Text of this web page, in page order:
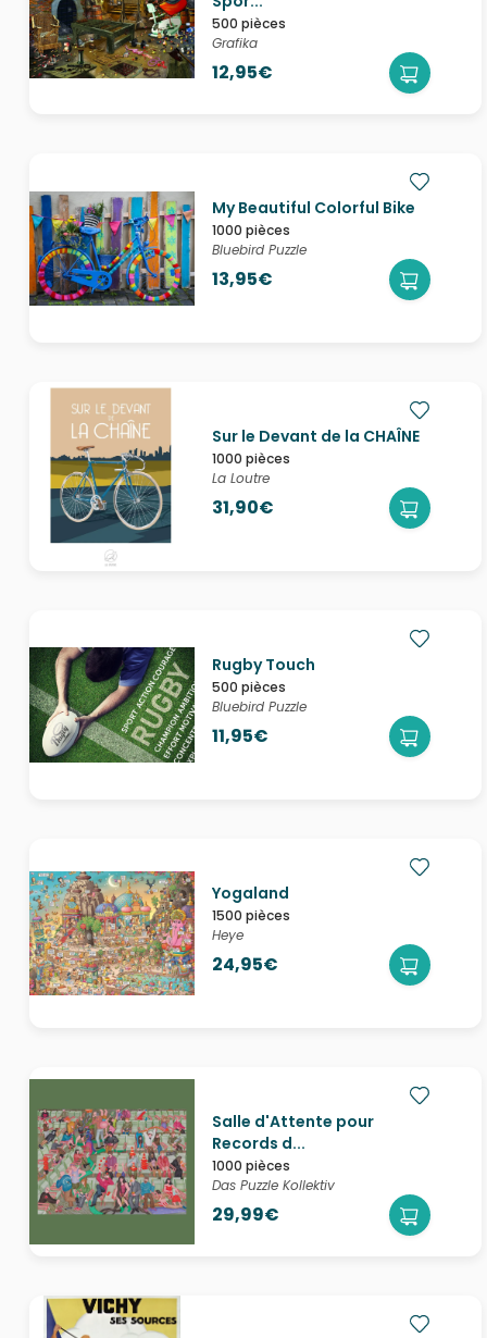
500 pièces
Grafika
12,95€
My Beautiful Colorful Bike
1000 pièces
Bluebird Puzzle
13,95€
Sur le Devant de la CHAÎNE
1000 pièces
La Loutre
31,90€
Rugby Touch
500 pièces
Bluebird Puzzle
11,95€
Yogaland
1500 pièces
Heye
24,95€
Salle d'Attente pour
Records d...
1000 pièces
Das Puzzle Kollektiv
29,99€